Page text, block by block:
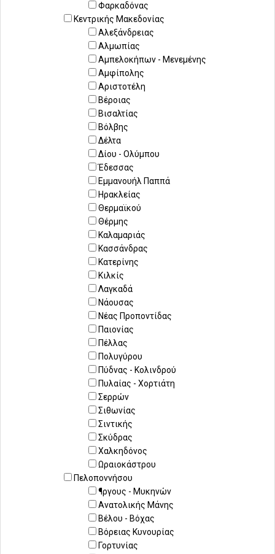
Φαρκαδόνας
Κεντρικής Μακεδονίας
Αλεξάνδρειας
Αλμωπίας
Αμπελοκήπων - Μενεμένης
Αμφίπολης
Αριστοτέλη
Βέροιας
Βισαλτίας
Βόλβης
Δέλτα
Δίου - Ολύμπου
Έδεσσας
Εμμανουήλ Παππά
Ηρακλείας
Θερμαϊκού
Θέρμης
Καλαμαριάς
Κασσάνδρας
Κατερίνης
Κιλκίς
Λαγκαδά
Νάουσας
Νέας Προποντίδας
Παιονίας
Πέλλας
Πολυγύρου
Πύδνας - Κολινδρού
Πυλαίας - Χορτιάτη
Σερρών
Σιθωνίας
Σιντικής
Σκύδρας
Χαλκηδόνος
Ωραιοκάστρου
Πελοποννήσου
¶ργους - Μυκηνών
Ανατολικής Μάνης
Βέλου - Βόχας
Βόρειας Κυνουρίας
Γορτυνίας